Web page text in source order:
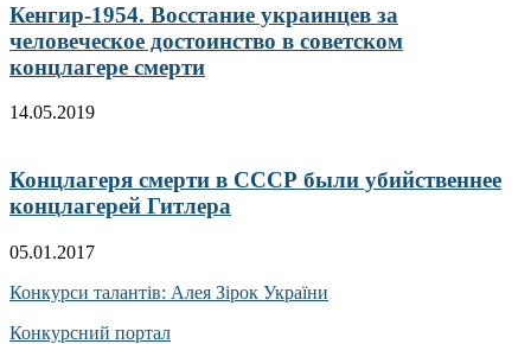
Кенгир-1954. Восстание украинцев за
человеческое достоинство в советском
концлагере смерти
14.05.2019
Концлагеря смерти в СССР были убийственнее
концлагерей Гитлера
05.01.2017
Конкурси талантів: Алея Зірок України
Конкурсний портал